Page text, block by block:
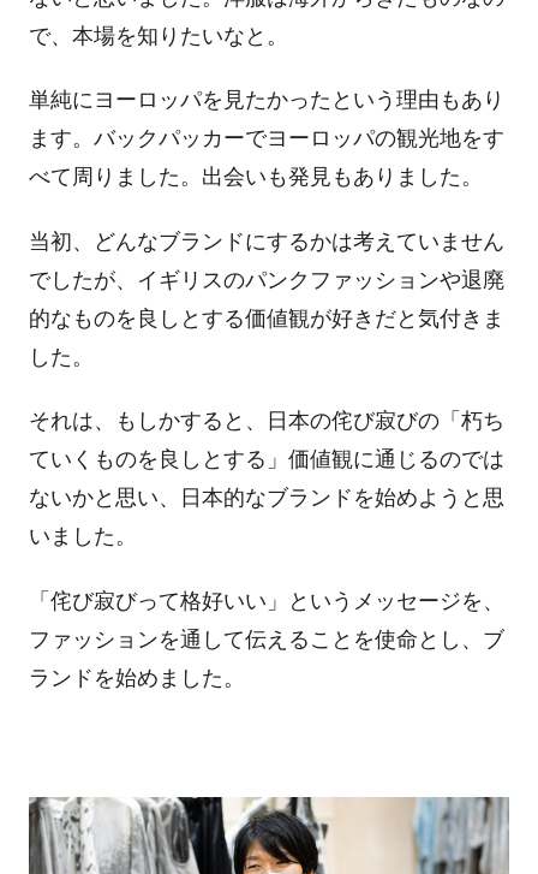
で、本場を知りたいなと。
単純にヨーロッパを見たかったという理由もあり
ます。バックパッカーでヨーロッパの観光地をす
べて周りました。出会いも発見もありました。
当初、どんなブランドにするかは考えていません
でしたが、イギリスのパンクファッションや退廃
的なものを良しとする価値観が好きだと気付きま
した。
それは、もしかすると、日本の侘び寂びの「朽ち
ていくものを良しとする」価値観に通じるのでは
ないかと思い、日本的なブランドを始めようと思
いました。
「侘び寂びって格好いい」というメッセージを、
ファッションを通して伝えることを使命とし、ブ
ランドを始めました。